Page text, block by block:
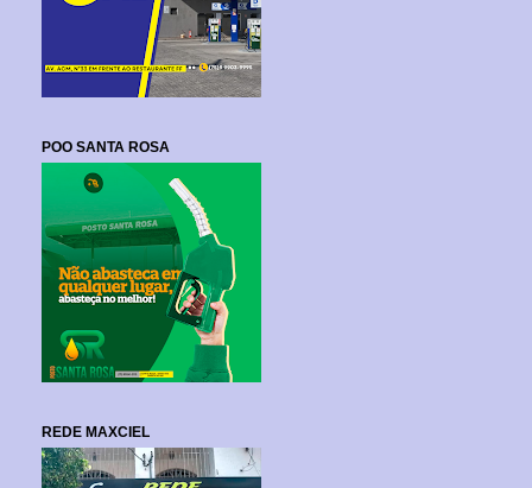
POO SANTA ROSA
REDE MAXCIEL